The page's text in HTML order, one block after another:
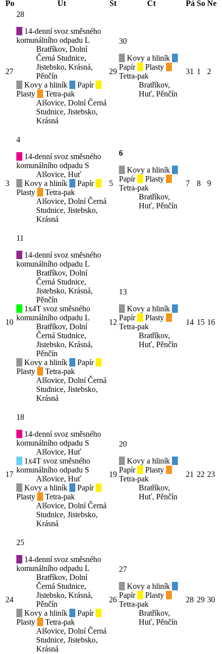
Po Út St Čt Pá So Ne
27
28
14-denní svoz směsného
komunálního odpadu L
Bratříkov, Dolní
Černá Studnice,
Jistebsko, Krásná,
Pěnčín
Kovy a hliník
Papír
Plasty
Tetra-pak
Alšovice, Dolní Černá
Studnice, Jistebsko,
Krásná
29
30
Kovy a hliník
Papír
Plasty
Tetra-pak
Bratříkov,
Huť, Pěnčín
31 1 2
3
4
14-denní svoz směsného
komunálního odpadu S
Alšovice, Huť
Kovy a hliník
Papír
Plasty
Tetra-pak
Alšovice, Dolní Černá
Studnice, Jistebsko,
Krásná
5
6
Kovy a hliník
Papír
Plasty
Tetra-pak
Bratříkov,
Huť, Pěnčín
7 8 9
10
11
14-denní svoz směsného
komunálního odpadu L
Bratříkov, Dolní
Černá Studnice,
Jistebsko, Krásná,
Pěnčín
1x4T svoz směsného
komunálního odpadu L
Bratříkov, Dolní
Černá Studnice,
Jistebsko, Krásná,
Pěnčín
Kovy a hliník
Papír
Plasty
Tetra-pak
Alšovice, Dolní Černá
Studnice, Jistebsko,
Krásná
12
13
Kovy a hliník
Papír
Plasty
Tetra-pak
Bratříkov,
Huť, Pěnčín
14 15 16
17
18
14-denní svoz směsného
komunálního odpadu S
Alšovice, Huť
1x4T svoz směsného
komunálního odpadu S
Alšovice, Huť
Kovy a hliník
Papír
Plasty
Tetra-pak
Alšovice, Dolní Černá
Studnice, Jistebsko,
Krásná
19
20
Kovy a hliník
Papír
Plasty
Tetra-pak
Bratříkov,
Huť, Pěnčín
21 22 23
24
25
14-denní svoz směsného
komunálního odpadu L
Bratříkov, Dolní
Černá Studnice,
Jistebsko, Krásná,
Pěnčín
Kovy a hliník
Papír
Plasty
Tetra-pak
Alšovice, Dolní Černá
Studnice, Jistebsko,
Krásná
26
27
Kovy a hliník
Papír
Plasty
Tetra-pak
Bratříkov,
Huť, Pěnčín
28 29 30